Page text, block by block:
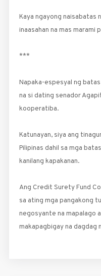
Kaya ngayong naisabatas
inaasahan na mas marami
***
Napaka-espesyal ng
na si dating senador
kooperatiba.
Katunayan, siya ang
Pilipinas dahil sa mga
kanilang kapakanan.
Ang Credit Surety Fund
sa ating mga pangakong
negosyante na mapalago
makapagbigay na dagdag